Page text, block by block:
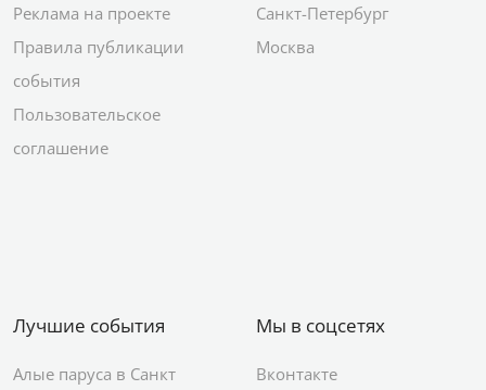
Реклама на проекте
Правила публикации
события
Пользовательское
соглашение
Санкт-Петербург
Москва
Лучшие события
Алые паруса в Санкт
Мы в соцсетях
Вконтакте